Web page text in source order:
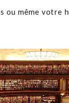
ou même